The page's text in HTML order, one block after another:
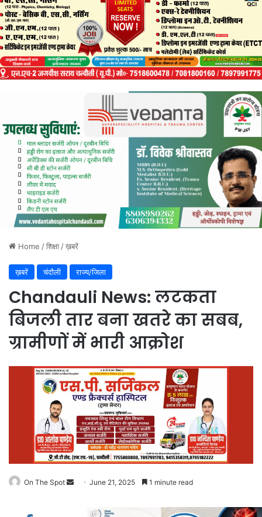
Home /शिक्षा /ख़बरें
ख़बरें चंदौली राज्य/जिला
Chandauli News: लटकता
बिजली तार बना खतरे का सबब,
ग्रामीणों में भारी आक्रोश
On The Spot
Send
email
June 21, 2025 1 minute read